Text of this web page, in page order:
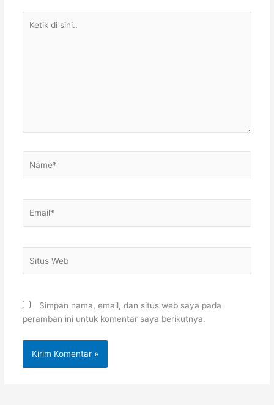
Web
Simpan nama, email, dan situs web saya pada
peramban ini untuk komentar saya berikutnya.